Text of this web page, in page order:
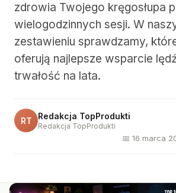
zdrowia Twojego kręgosłupa
wielogodzinnych sesji. W
zestawieniu sprawdzamy,
oferują najlepsze wsparcie
trwałość na lata.
RT Redakcja TopProdukti
Redakcja TopProdukti
📅 16 marca